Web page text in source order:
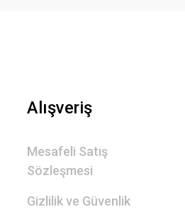
Alışveriş
Mesafeli Satış
Sözleşmesi
Gizlilik ve Güvenlik